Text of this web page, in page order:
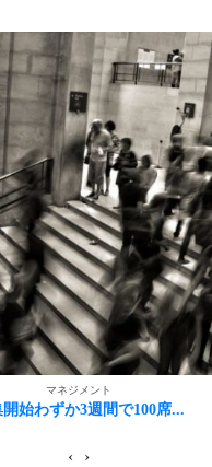
マネジメント
始わずか3週間で100席...
‹ ›